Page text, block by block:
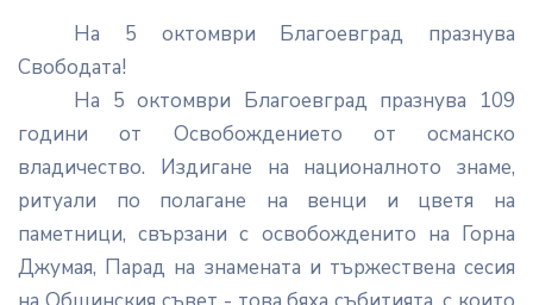
На 5 октомври Благоевград празнува
Свободата!
На 5 октомври Благоевград празнува 109
години от Освобождението от османско
владичество. Издигане на националното знаме,
ритуали по полагане на венци и цветя на
паметници, свързани с освобожденито на Горна
Джумая, Парад на знамената и тържествена сесия